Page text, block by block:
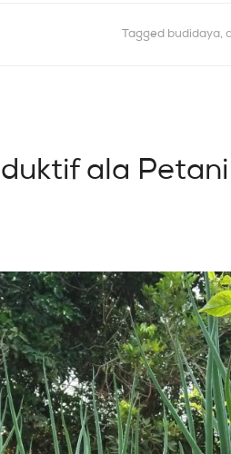
Tagged budidaya,
ala